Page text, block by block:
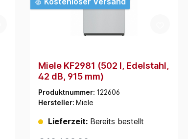
Miele KF2981 (502 l, Edelstahl,
42 dB, 915 mm)
Produktnummer: 122606
Hersteller: Miele
Lieferzeit:Bereits bestellt